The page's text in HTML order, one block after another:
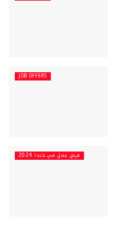
JOB OFFERS
2024 فرص عمل في كندا